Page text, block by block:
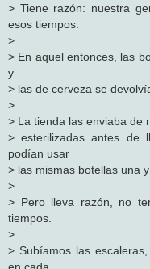
> Tiene razón: nuestra
esos tiempos:
>
> En aquel entonces, las
y
> las de cerveza se
>
> La tienda las enviaba de
> esterilizadas antes de
podían usar
> las mismas botellas una
>
> Pero lleva razón, no
tiempos.
>
> Subíamos las
en cada